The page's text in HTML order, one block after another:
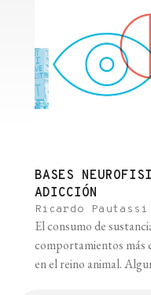
BASES
ADICCIÓN
Ricardo Pautassi
El consumo de
comportamientos más
en el reino animal.